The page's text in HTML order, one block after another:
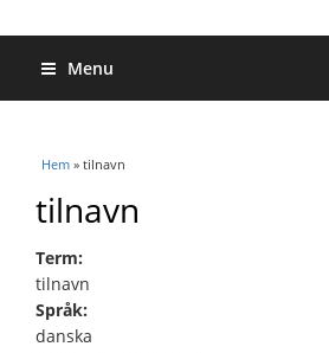
Menu
Du är här
Hem » tilnavn
tilnavn
Term:
tilnavn
Språk:
danska